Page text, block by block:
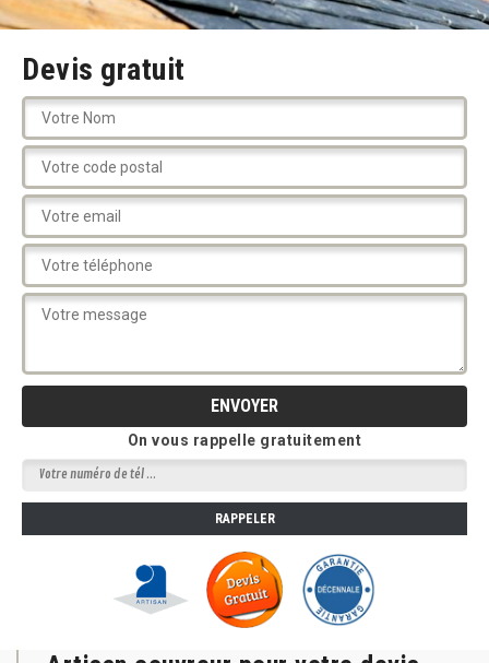
Devis gratuit
On vous rappelle gratuitement